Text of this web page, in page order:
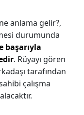
anlama gelir?,
durumunda
başarıyla
. Rüyayı gören
tarafından
çalışma